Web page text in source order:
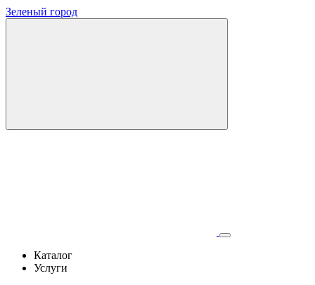
Зеленый город
Каталог
Услуги